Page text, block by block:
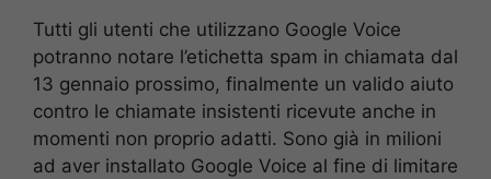
Tutti gli utenti che utilizzano Google Voice
potranno notare l’etichetta spam in chiamata dal
13 gennaio prossimo, finalmente un valido aiuto
contro le chiamate insistenti ricevute anche in
momenti non proprio adatti. Sono già in milioni
ad aver installato Google Voice al fine di limitare